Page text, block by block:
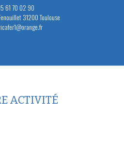
61 70 02 90
31200 Toulouse
ACTIVITÉ